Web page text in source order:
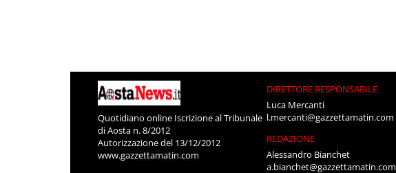
Quotidiano online Iscrizione al Tribunale
di Aosta n. 8/2012
Autorizzazione del 13/12/2012
www.gazzettamatin.com
DIRETTORE RESPONSABILE
Luca Mercanti
l.mercanti@gazzettamatin.com
REDAZIONE
Alessandro Bianchet
a.bianchet@gazzettamatin.com